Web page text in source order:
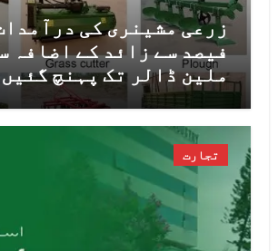
ملین ڈالر تک پہنچ گئیں
تجارت